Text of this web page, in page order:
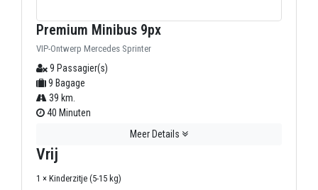
Premium Minibus 9px
VIP-Ontwerp Mercedes Sprinter
9 Passagier(s)
9 Bagage
39 km.
40 Minuten
Meer Details
Vrij
1 × Kinderzitje (5-15 kg)